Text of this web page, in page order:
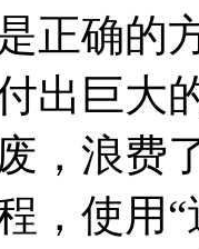
正确的
出巨大
，浪费
，使用